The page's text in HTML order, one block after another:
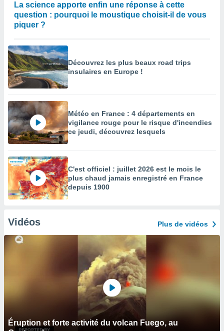
La science apporte enfin une réponse à cette
question : pourquoi le moustique choisit-il de vous
piquer ?
Découvrez les plus beaux road trips
insulaires en Europe !
Météo en France : 4 départements en
vigilance rouge pour le risque d'incendies
ce jeudi, découvrez lesquels
C'est officiel : juillet 2026 est le mois le
plus chaud jamais enregistré en France
depuis 1900
Vidéos Plus de vidéos
Éruption et forte activité du volcan Fuego, au